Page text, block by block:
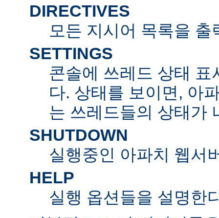
DIRECTIVES
모든 지시어 목록을 출
SETTINGS
콘솔에 쓰레드 상태 표
다. 상태를 보이면, 아
는 쓰레드들의 상태가
SHUTDOWN
실행중인 아파치 웹서
HELP
실행 옵션들을 설명한